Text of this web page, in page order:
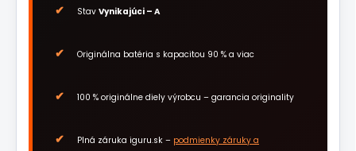
Stav Vynikajúci – A
Originálna batéria s kapacitou 90 % a viac
100 % originálne diely výrobcu – garancia originality
Plná záruka iguru.sk – podmienky záruky a